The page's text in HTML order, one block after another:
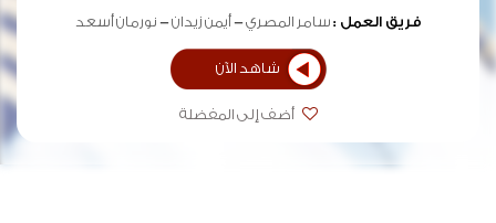
فريق العمل :سامر المصري أيمن زيدان نورمان أسعد
شاهد الآن
أضف إلى المفضلة